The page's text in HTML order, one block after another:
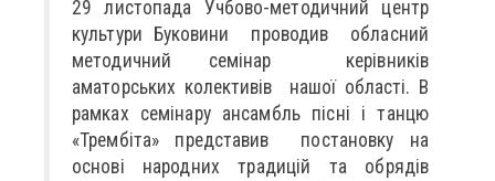
29 листопада Учбово-методичний центр
культури Буковини проводив обласний
методичний семінар керівників
аматорських колективів нашої області. В
рамках семінару ансамбль пісні і танцю
«Трембіта» представив постановку на
основі народних традицій та обрядів